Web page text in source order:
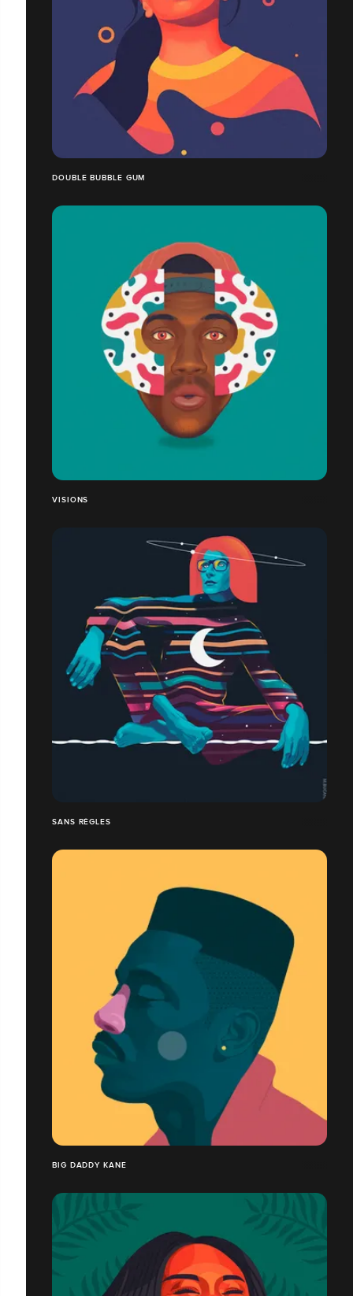
DOUBLE BUBBLE GUM
VISIONS
SANS RÈGLES
BIG DADDY KANE